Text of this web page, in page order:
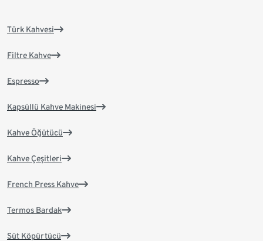
Türk Kahvesi
Filtre Kahve
Espresso
Kapsüllü Kahve Makinesi
Kahve Öğütücü
Kahve Çeşitleri
French Press Kahve
Termos Bardak
Süt Köpürtücü